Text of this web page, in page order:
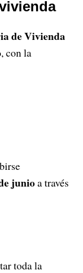
de Vivienda
, con la
junioa través
toda la